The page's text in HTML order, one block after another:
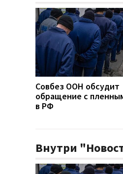
Совбез ООН обсудит
обращение с
в РФ
Внутри